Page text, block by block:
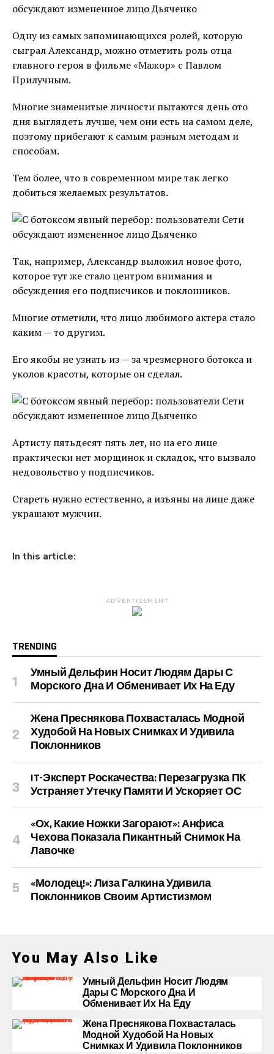
Одну из самых запоминающихся ролей, которую
сыграл Александр, можно отметить роль отца
главного героя в фильме «Мажор» с Павлом
Прилучным.
Многие знаменитые личности пытаются день ото
дня выглядеть лучше, чем они есть на самом деле,
поэтому прибегают к самым разным методам и
способам.
Тем более, что в современном мире так легко
добиться желаемых результатов.
Так, например, Александр выложил новое фото,
которое тут же стало центром внимания и
обсуждения его подписчиков и поклонников.
Многие отметили, что лицо любимого актера стало
каким — то другим.
Его якобы не узнать из — за чрезмерного ботокса и
уколов красоты, которые он сделал.
Артисту пятьдесят пять лет, но на его лице
практически нет морщинок и складок, что вызвало
недовольство у подписчиков.
Стареть нужно естественно, а изъяны на лице даже
украшают мужчин.
In this article:
ADVERTISEMENT
TRENDING
Умный Дельфин Носит Людям Дары С
Морского Дна И Обменивает Их На Еду
Жена Преснякова Похвасталась Модной
Худобой На Новых Снимках И Удивила
Поклонников
IT-Эксперт Роскачества: Перезагрузка ПК
Устраняет Утечку Памяти И Ускоряет ОС
«Ох, Какие Ножки Загорают»: Анфиса
Чехова Показала Пикантный Снимок На
Лавочке
«Молодец!»: Лиза Галкина Удивила
Поклонников Своим Артистизмом
You May Also Like
Умный Дельфин Носит Людям
Дары С Морского Дна И
Обменивает Их На Еду
Жена Преснякова Похвасталась
Модной Худобой На Новых
Снимках И Удивила Поклонников